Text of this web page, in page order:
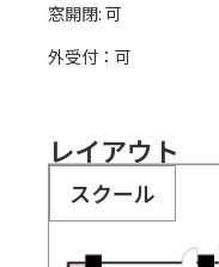
外受付：可
レイアウト
スクール